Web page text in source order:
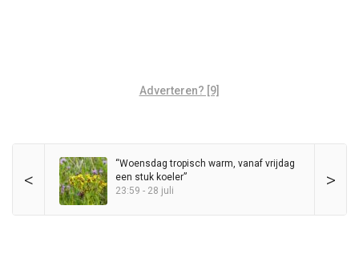
Adverteren? [9]
< >
“Woensdag tropisch warm, vanaf vrijdag
een stuk koeler”
23:59 - 28 juli